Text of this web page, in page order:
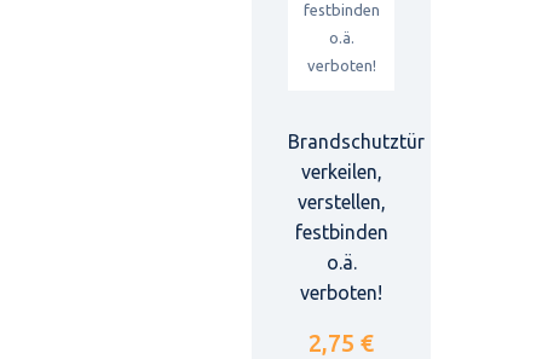
Brandschutztür
verkeilen,
verstellen,
festbinden
o.ä.
verboten!
2,75 €